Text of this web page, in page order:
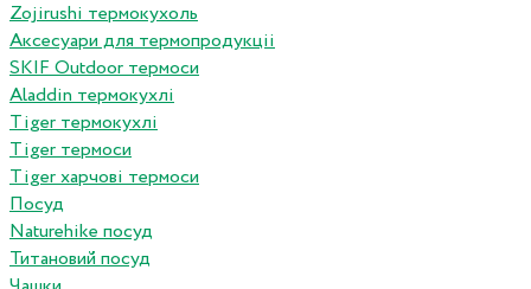
Zojirushi термокухоль
Аксесуари для термопродукціі
SKIF Outdoor термоси
Aladdin термокухлі
Tiger термокухлі
Tiger термоси
Tiger харчові термоси
Посуд
Naturehike посуд
Титановий посуд